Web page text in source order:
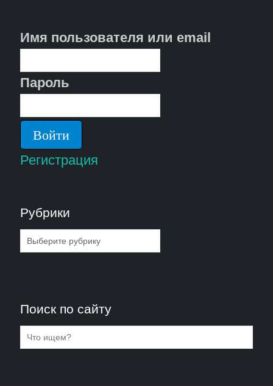
Имя пользователя или email
Пароль
Регистрация
Рубрики
Рубрики
Поиск по сайту